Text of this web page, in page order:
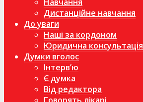
Дистанційне навчання
До уваги
Наші за кордоном
Юридична консультація
Думки вголос
Інтерв’ю
Є думка
Від редактора
Говорять лікарі